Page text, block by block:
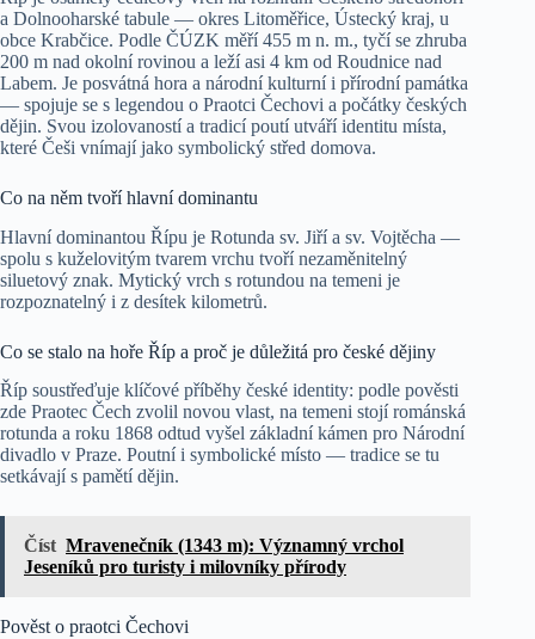
a Dolnooharské tabule — okres Litoměřice, Ústecký kraj, u
obce Krabčice. Podle ČÚZK měří 455 m n. m., tyčí se zhruba
200 m nad okolní rovinou a leží asi 4 km od Roudnice nad
Labem. Je posvátná hora a národní kulturní i přírodní památka
— spojuje se s legendou o Praotci Čechovi a počátky českých
dějin. Svou izolovaností a tradicí poutí utváří identitu místa,
které Češi vnímají jako symbolický střed domova.
Co na něm tvoří hlavní dominantu
Hlavní dominantou Řípu je Rotunda sv. Jiří a sv. Vojtěcha —
spolu s kuželovitým tvarem vrchu tvoří nezaměnitelný
siluetový znak. Mytický vrch s rotundou na temeni je
rozpoznatelný i z desítek kilometrů.
Co se stalo na hoře Říp a proč je důležitá pro české dějiny
Říp soustřeďuje klíčové příběhy české identity: podle pověsti
zde Praotec Čech zvolil novou vlast, na temeni stojí románská
rotunda a roku 1868 odtud vyšel základní kámen pro Národní
divadlo v Praze. Poutní i symbolické místo — tradice se tu
setkávají s pamětí dějin.
Číst Mravenečník (1343 m): Významný vrchol
Jeseníků pro turisty i milovníky přírody
Pověst o praotci Čechovi